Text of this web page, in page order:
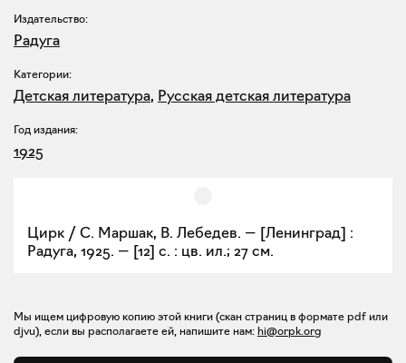
Издательство:
Радуга
Категории:
Детская литература, Русская детская литература
Год издания:
1925
Цирк / С. Маршак, В. Лебедев. — [Ленинград] :
Радуга, 1925. — [12] с. : цв. ил.; 27 см.
Мы ищем цифровую копию этой книги (скан страниц в формате pdf или
djvu), если вы располагаете ей, напишите нам: hi@orpk.org